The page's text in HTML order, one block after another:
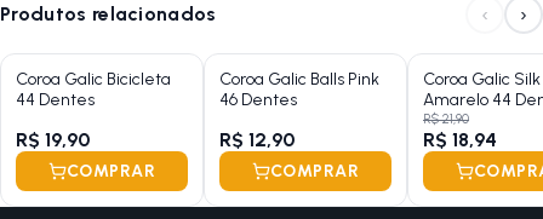
Produtos relacionados ‹ ›
Coroa Galic Bicicleta
44 Dentes
R$ 19,90
COMPRAR
Coroa Galic Balls Pink
46 Dentes
R$ 12,90
COMPRAR
Coroa Galic
Amarelo 44
R$ 21,90
R$ 18,94